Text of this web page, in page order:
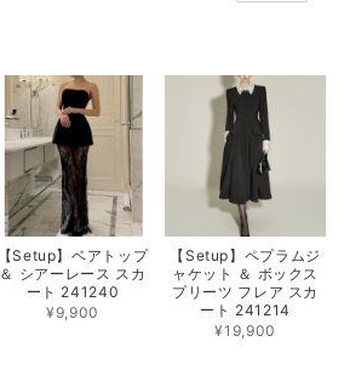
【Setup】ベアトップ
＆ シアーレース スカ
ート 241240
¥9,900
【Setup】ペプラムジ
ャケット ＆ ボックス
プリーツ フレア スカ
ート 241214
¥19,900